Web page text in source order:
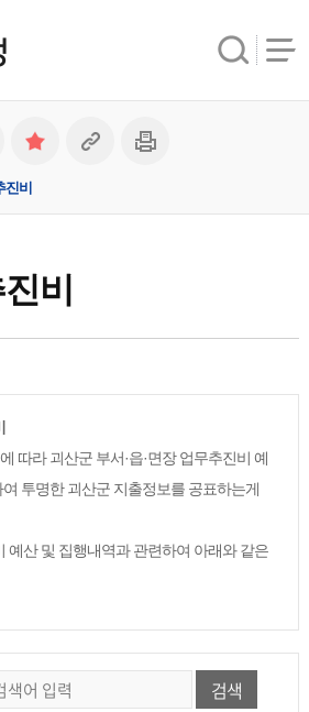
비
비
따라 괴산군 부서·읍·면장 업무추진비 예
투명한 괴산군 지출정보를 공표하는게
예산 및 집행내역과 관련하여 아래와 같은
검색